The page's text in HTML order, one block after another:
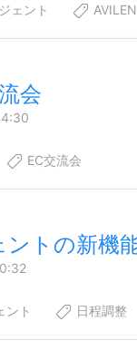
ェント AVILEN
会
EC交流会
ントの新機
ント 日程調整